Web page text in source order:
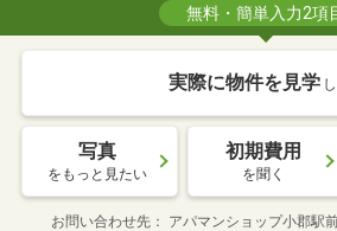
無料・簡単入力2項
実際に物件を見学
写真
をもっと見たい
初期費用
を聞く
お問い合わせ先 アパマンショップ小郡